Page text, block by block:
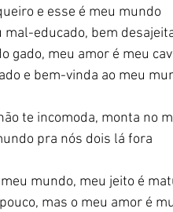
e esse é meu mundo
mal-educado, bem
gado, meu amor é meu
e bem-vinda ao meu
te incomoda, monta no
pra nós dois lá fora
mundo, meu jeito é
mas o meu amor é